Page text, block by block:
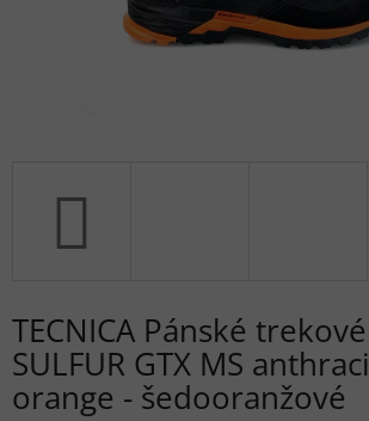
TECNICA Pánské
SULFUR GTX MS
orange - šedooranžové